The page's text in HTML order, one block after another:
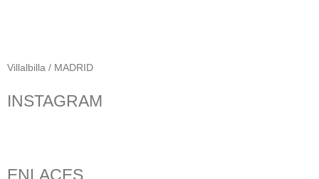
Villalbilla / MADRID
INSTAGRAM
ENLACES